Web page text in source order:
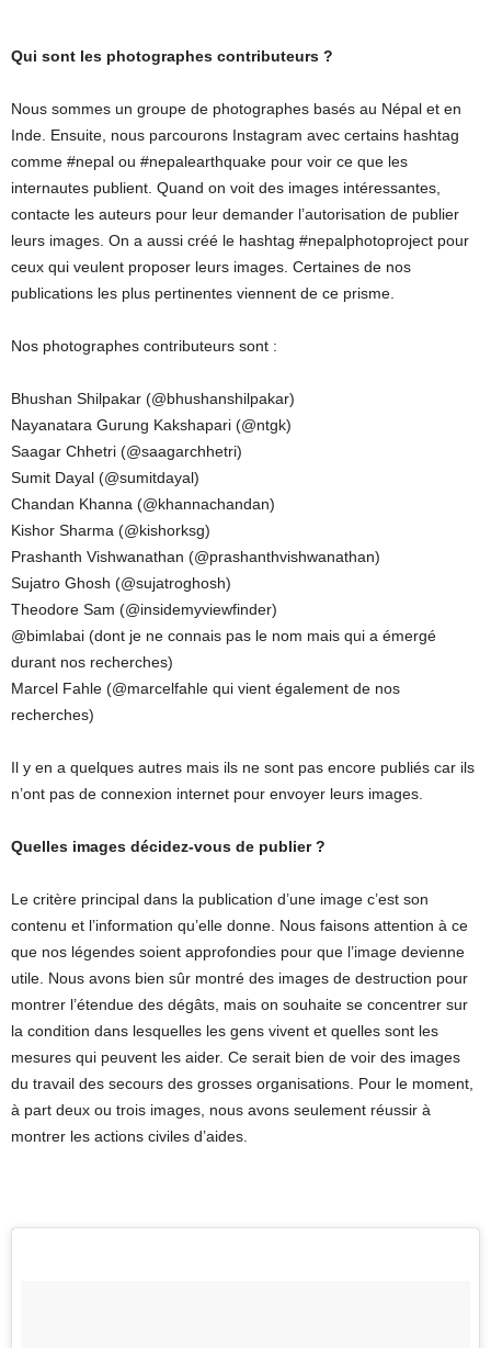
Qui sont les photographes contributeurs ?
Nous sommes un groupe de photographes basés au Népal et en
Inde. Ensuite, nous parcourons Instagram avec certains hashtag
comme #nepal ou #nepalearthquake pour voir ce que les
internautes publient. Quand on voit des images intéressantes,
contacte les auteurs pour leur demander l’autorisation de publier
leurs images. On a aussi créé le hashtag #nepalphotoproject pour
ceux qui veulent proposer leurs images. Certaines de nos
publications les plus pertinentes viennent de ce prisme.
Nos photographes contributeurs sont :
Bhushan Shilpakar (@bhushanshilpakar)
Nayanatara Gurung Kakshapari (@ntgk)
Saagar Chhetri (@saagarchhetri)
Sumit Dayal (@sumitdayal)
Chandan Khanna (@khannachandan)
Kishor Sharma (@kishorksg)
Prashanth Vishwanathan (@prashanthvishwanathan)
Sujatro Ghosh (@sujatroghosh)
Theodore Sam (@insidemyviewfinder)
@bimlabai (dont je ne connais pas le nom mais qui a émergé
durant nos recherches)
Marcel Fahle (@marcelfahle qui vient également de nos
recherches)
Il y en a quelques autres mais ils ne sont pas encore publiés car ils
n’ont pas de connexion internet pour envoyer leurs images.
Quelles images décidez-vous de publier ?
Le critère principal dans la publication d’une image c’est son
contenu et l’information qu’elle donne. Nous faisons attention à ce
que nos légendes soient approfondies pour que l’image devienne
utile. Nous avons bien sûr montré des images de destruction pour
montrer l’étendue des dégâts, mais on souhaite se concentrer sur
la condition dans lesquelles les gens vivent et quelles sont les
mesures qui peuvent les aider. Ce serait bien de voir des images
du travail des secours des grosses organisations. Pour le moment,
à part deux ou trois images, nous avons seulement réussir à
montrer les actions civiles d’aides.